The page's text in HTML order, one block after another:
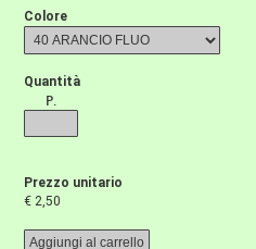
Colore
Quantità
P.
Prezzo unitario
€ 2,50